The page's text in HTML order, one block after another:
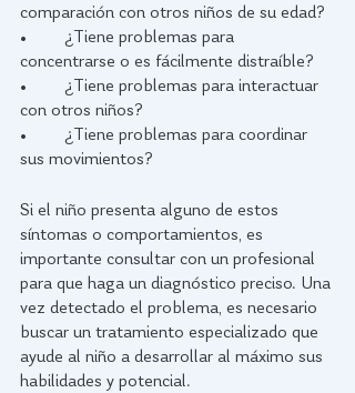
comparación con otros niños de su edad?
•	¿Tiene problemas para
concentrarse o es fácilmente distraíble?
•	¿Tiene problemas para interactuar
con otros niños?
•	¿Tiene problemas para coordinar
sus movimientos?
Si el niño presenta alguno de estos
síntomas o comportamientos, es
importante consultar con un profesional
para que haga un diagnóstico preciso. Una
vez detectado el problema, es necesario
buscar un tratamiento especializado que
ayude al niño a desarrollar al máximo sus
habilidades y potencial.